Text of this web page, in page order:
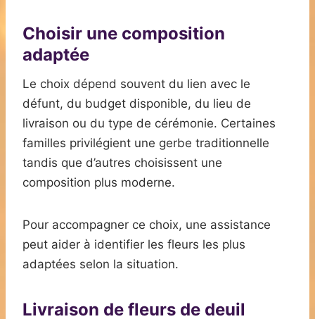
Choisir une composition
adaptée
Le choix dépend souvent du lien avec le
défunt, du budget disponible, du lieu de
livraison ou du type de cérémonie. Certaines
familles privilégient une gerbe traditionnelle
tandis que d’autres choisissent une
composition plus moderne.
Pour accompagner ce choix, une assistance
peut aider à identifier les fleurs les plus
adaptées selon la situation.
Livraison de fleurs de deuil